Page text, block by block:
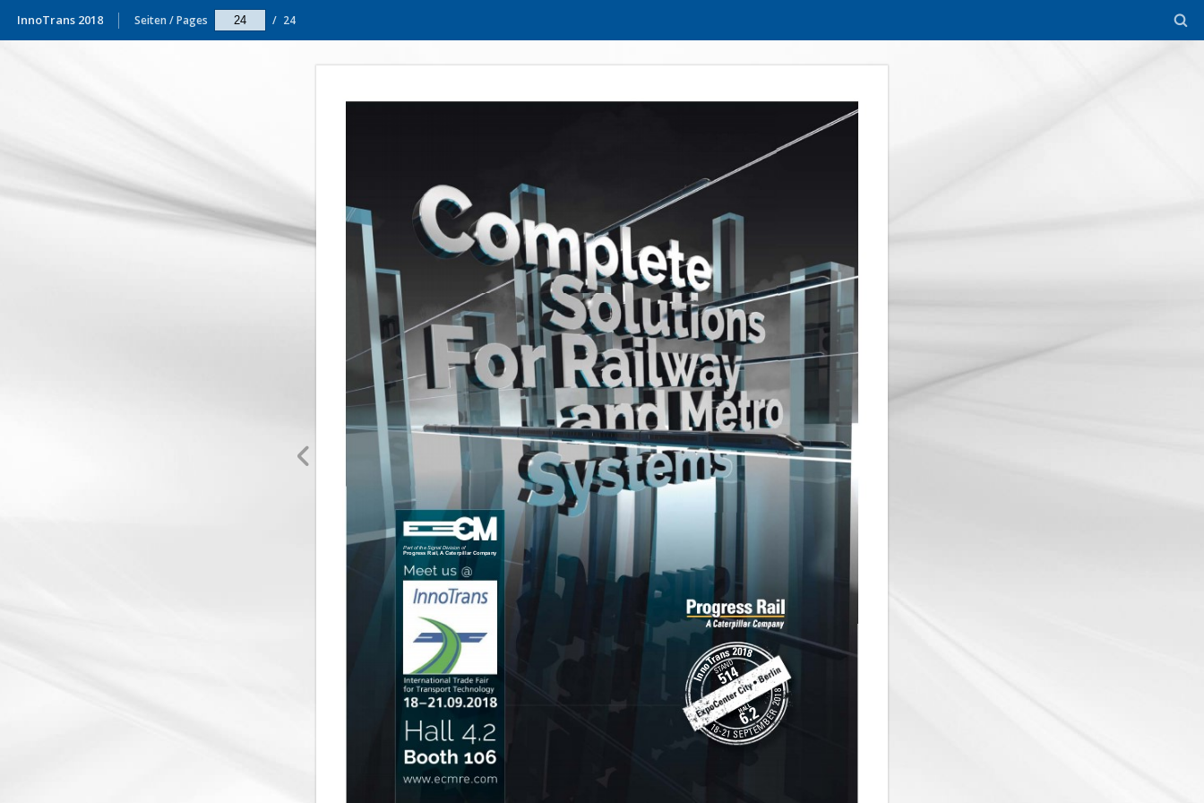
InnoTrans 2018 Seiten / Pages / 24
Es ist ein Fehler aufgetreten.
Leider konnte der Seiteninhalt nicht gerendert
werden.